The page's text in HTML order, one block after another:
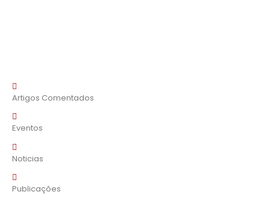
Artigos Comentados
Eventos
Noticias
Publicações